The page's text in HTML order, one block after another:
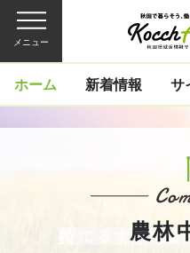
メニュー
ホーム 新着情報 サ
農林